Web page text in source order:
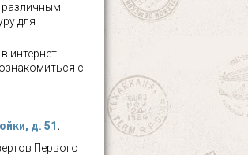
различным
для
интернет-
с
д. 51 .
Первого